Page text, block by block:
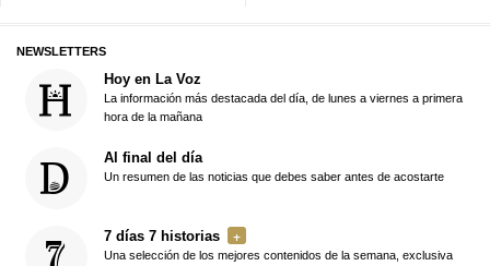
NEWSLETTERS
Hoy en La Voz
La información más destacada del día, de lunes a viernes a primera
hora de la mañana
Al final del día
Un resumen de las noticias que debes saber antes de acostarte
7 días 7 historias
Una selección de los mejores contenidos de la semana, exclusiva